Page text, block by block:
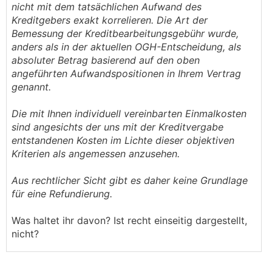
nicht mit dem tatsächlichen Aufwand des
Kreditgebers exakt korrelieren. Die Art der
Bemessung der Kreditbearbeitungsgebühr wurde,
anders als in der aktuellen OGH-Entscheidung, als
absoluter Betrag basierend auf den oben
angeführten Aufwandspositionen in Ihrem Vertrag
genannt.
Die mit Ihnen individuell vereinbarten Einmalkosten
sind angesichts der uns mit der Kreditvergabe
entstandenen Kosten im Lichte dieser objektiven
Kriterien als angemessen anzusehen.
Aus rechtlicher Sicht gibt es daher keine Grundlage
für eine Refundierung.
Was haltet ihr davon? Ist recht einseitig dargestellt,
nicht?